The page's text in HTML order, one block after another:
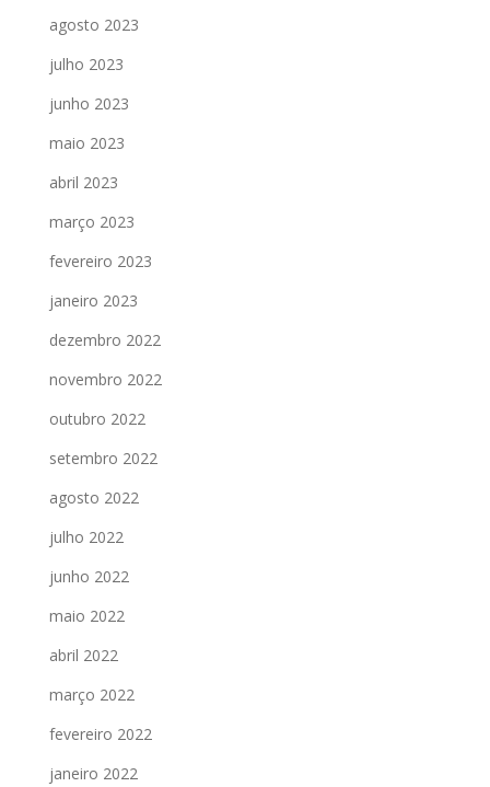
agosto 2023
julho 2023
junho 2023
maio 2023
abril 2023
março 2023
fevereiro 2023
janeiro 2023
dezembro 2022
novembro 2022
outubro 2022
setembro 2022
agosto 2022
julho 2022
junho 2022
maio 2022
abril 2022
março 2022
fevereiro 2022
janeiro 2022